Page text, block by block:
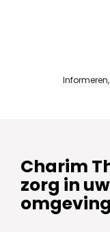
Charim
zorg in
omgeving